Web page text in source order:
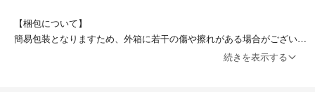
【梱包について】
簡易包装となりますため、外箱に若干の傷や擦れがある場合がございま
続きを表示する